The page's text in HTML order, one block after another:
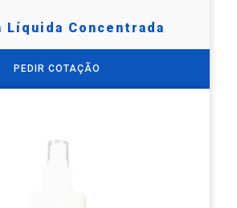
Líquida Concentrada
PEDIR COTAÇÃO